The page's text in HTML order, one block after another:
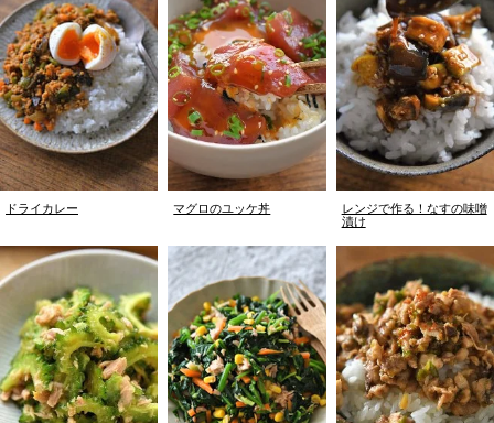
ドライカレー マグロのユッケ丼
レンジで作る！なすの味噌
漬け